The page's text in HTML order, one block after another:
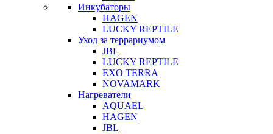
Инкубаторы
HAGEN
LUCKY REPTILE
Уход за террариумом
JBL
LUCKY REPTILE
EXO TERRA
NOVAMARK
Нагреватели
AQUAEL
HAGEN
JBL